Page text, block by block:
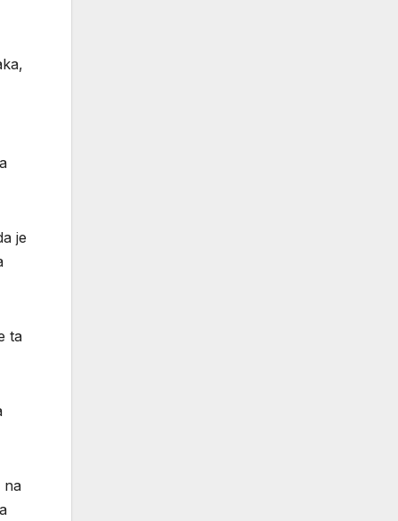
je
ta
na